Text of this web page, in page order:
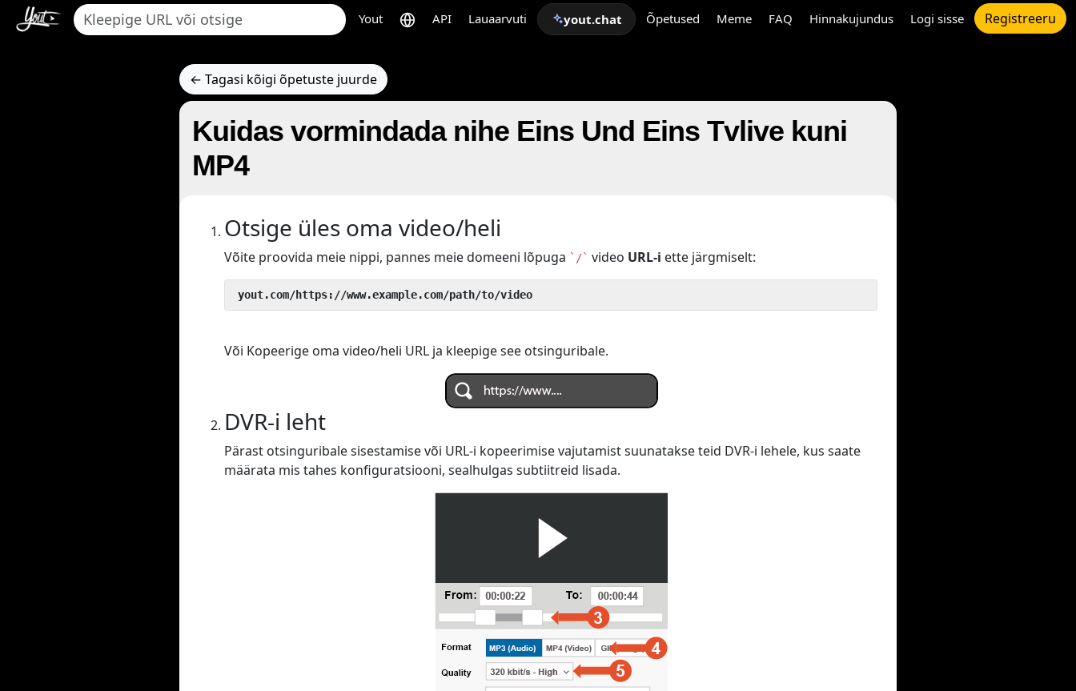
Yout API Lauaarvuti yout.chat Õpetused Meme FAQ Hinnakujundus Logi sisse Registreeru
← Tagasi kõigi õpetuste juurde
Kuidas vormindada nihe Eins Und Eins Tvlive kuni
MP4
Otsige üles oma video/heli
Võite proovida meie nippi, pannes meie domeeni lõpuga `/` video URL-i ette järgmiselt:
yout.com/https://www.example.com/path/to/video
Või Kopeerige oma video/heli URL ja kleepige see otsinguribale.
DVR-i leht
Pärast otsinguribale sisestamise või URL-i kopeerimise vajutamist suunatakse teid DVR-i lehele, kus saate
määrata mis tahes konfiguratsiooni, sealhulgas subtiitreid lisada.